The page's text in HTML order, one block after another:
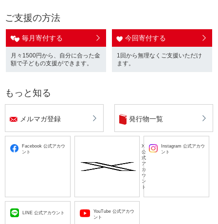
ご支援の方法
毎月寄付する
月々1500円から、自分に合った金
額で子どもの支援ができます。
今回寄付する
1回から無理なくご支援いただけ
ます。
もっと知る
メルマガ登録 発行物一覧
Facebook 公式アカウ
ント
X
公
式
ア
カ
ウ
ン
ト
Instagram 公式アカウ
ント
LINE 公式アカウント
YouTube 公式アカウ
ント